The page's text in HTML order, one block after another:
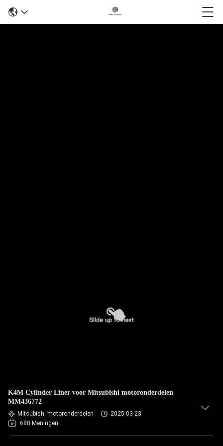
K4M Cylinder Liner voor Mitsubishi motoronderdelen
MM436772
Mitsubishi motoronderdelen
2025-03-23
688 Meningen